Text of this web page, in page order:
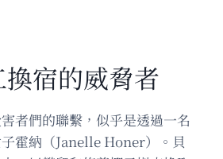
宿的威脅者
者們的聯繫，似乎是透過一名
霍納（Janelle Honer）。貝